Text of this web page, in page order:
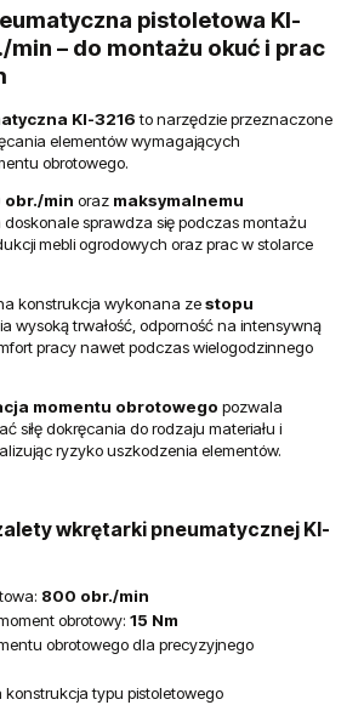
pistoletowa KI-
min – do montażu okuć i prac
KI-3216to narzędzie przeznaczone
elementów wymagających
obrotowego.
obr./min oraz maksymalnemu
doskonale sprawdza się podczas montażu
mebli ogrodowych oraz prac w stolarce
konstrukcja wykonana zestopu
wysoką trwałość, odporność na intensywną
pracy nawet podczas wielogodzinnego
momentu obrotowego pozwala
siłę dokręcania do rodzaju materiału i
ryzyko uszkodzenia elementów.
wkrętarki pneumatycznej KI-
800 obr./min
obrotowy: 15 Nm
obrotowego dla precyzyjnego
konstrukcja typu pistoletowego